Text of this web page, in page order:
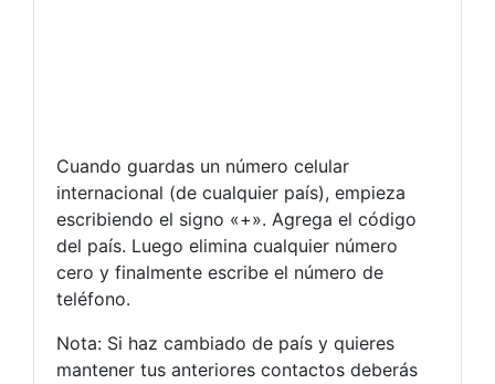
Cuando guardas un número celular
internacional (de cualquier país), empieza
escribiendo el signo «+». Agrega el código
del país. Luego elimina cualquier número
cero y finalmente escribe el número de
teléfono.
Nota: Si haz cambiado de país y quieres
mantener tus anteriores contactos deberás